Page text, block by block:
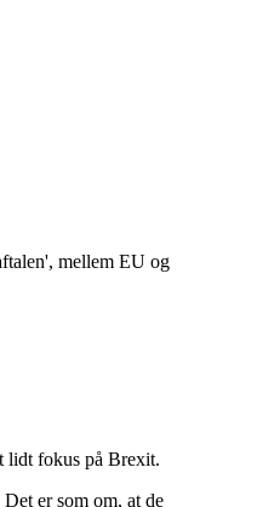
mellem EU og
lidt fokus på Brexit.
er som om, at de